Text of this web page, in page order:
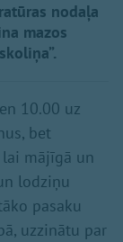
nodaļa
mazos
10.00 uz
bet
mājīgā un
lodziņu
pasaku
uzzinātu par